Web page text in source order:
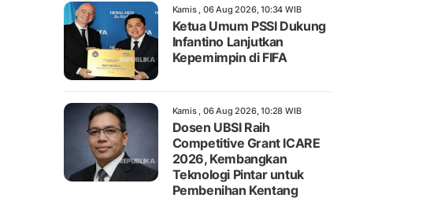
Kamis , 06 Aug 2026, 10:34 WIB
Ketua Umum PSSI Dukung
Infantino Lanjutkan
Kepemimpin di FIFA
Kamis , 06 Aug 2026, 10:28 WIB
Dosen UBSI Raih
Competitive Grant ICARE
2026, Kembangkan
Teknologi Pintar untuk
Pembenihan Kentang